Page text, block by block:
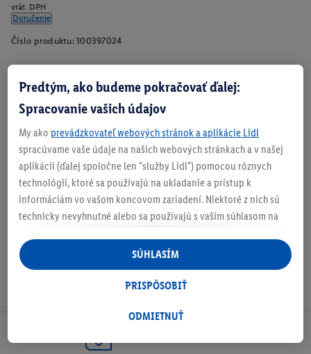
vrát. DPH
Doručenie
Číslo produktu: 100397024
Zistite svoju veľkosť
O produkte
Predtým, ako budeme pokračovať ďalej:
Spracovanie vašich údajov
My ako prevádzkovateľ webových stránok a aplikácie Lidl
spracúvame vaše údaje na našich webových stránkach a v našej
aplikácii (ďalej spoločne len "služby Lidl") pomocou rôznych
technológií, ktoré sa používajú na ukladanie a prístup k
informáciám vo vašom koncovom zariadení. Niektoré z nich sú
technicky nevyhnutné alebo sa používajú s vaším súhlasom na
personalizovanú reklamu v rámci služieb Lidl aj mimo nich. Ak
ste účastníkom programu Lidl Plus, na tieto účely sa spracúvajú
aj údaje z vášho nákupného správania v obchode.
následne si vytvoríte účet Lidl Plus alebo sa prihlásite do svojho
tiež vytvoriť špeciálny online identifikátor z e-mailovej adresy,
ODMIETNUŤ
PRISPÔSOBIŤ
SÚHLASÍM